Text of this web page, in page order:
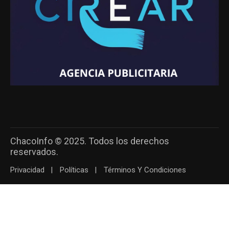
ChacoInfo © 2025. Todos los derechos
reservados.
Privacidad Políticas Términos Y Condiciones